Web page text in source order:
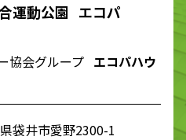
運動公園 エコパ
協会グループ エコパハウ
袋井市愛野2300-1